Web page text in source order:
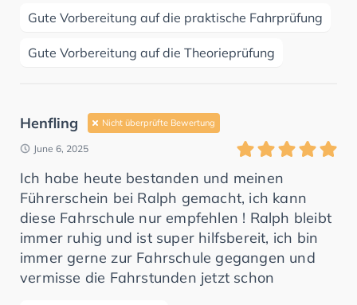
Gute Vorbereitung auf die praktische Fahrprüfung
Gute Vorbereitung auf die Theorieprüfung
Henfling Nicht überprüfte Bewertung
June 6, 2025
Ich habe heute bestanden und meinen
Führerschein bei Ralph gemacht, ich kann
diese Fahrschule nur empfehlen ! Ralph bleibt
immer ruhig und ist super hilfsbereit, ich bin
immer gerne zur Fahrschule gegangen und
vermisse die Fahrstunden jetzt schon